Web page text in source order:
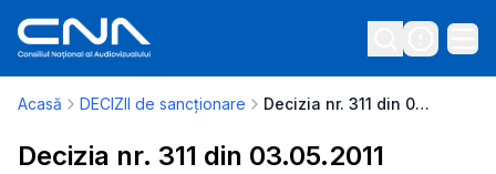
Acasă DECIZII de sancționare Decizia nr. 311 din 03.05.2011
Decizia nr. 311 din 03.05.2011